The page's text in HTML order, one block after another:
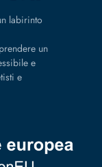
labirinto
un
e
e